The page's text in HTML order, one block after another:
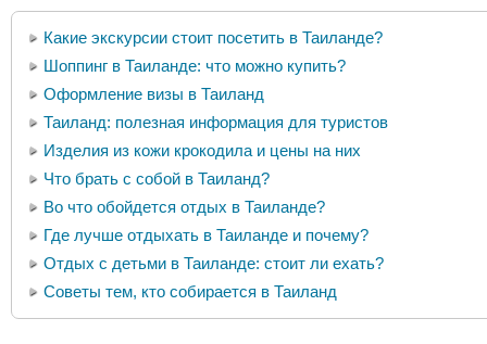
Какие экскурсии стоит посетить в Таиланде?
Шоппинг в Таиланде: что можно купить?
Оформление визы в Таиланд
Таиланд: полезная информация для туристов
Изделия из кожи крокодила и цены на них
Что брать с собой в Таиланд?
Во что обойдется отдых в Таиланде?
Где лучше отдыхать в Таиланде и почему?
Отдых с детьми в Таиланде: стоит ли ехать?
Советы тем, кто собирается в Таиланд